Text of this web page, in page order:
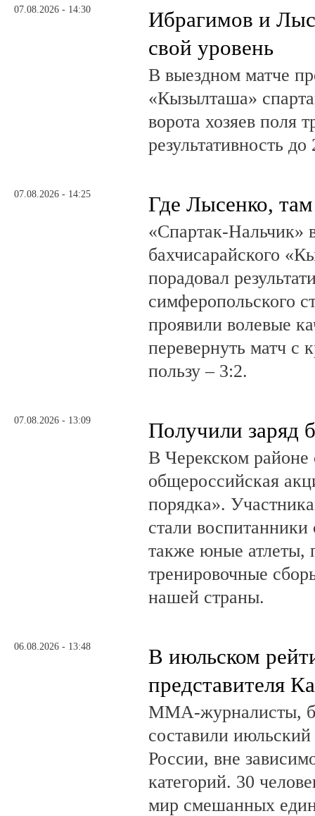
07.08.2026 - 14:30
Ибрагимов и
свой уровень
В выездном матче
«Кызылташа»
ворота хозяев поля
результативность
07.08.2026 - 14:25 Где Лысенко,
«Спартак-Нальчик»
бахчисарайского
порадовал
симферопольского
проявили волевые
перевернуть матч с
пользу – 3:2.
07.08.2026 - 13:09 Получили заряд
В Черекском районе
общероссийская
порядка».
стали
также юные атлеты,
тренировочные
нашей страны.
06.08.2026 - 13:48
В июльском
представителя
ММА-журналисты,
составили
России, вне
категорий. 30
мир смешанных